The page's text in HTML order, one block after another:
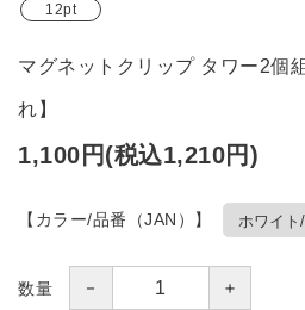
12pt
マグネットクリップ タワー2個
れ】
1,100円(税込1,210円)
【カラー/品番（JAN）】
数量 － ＋